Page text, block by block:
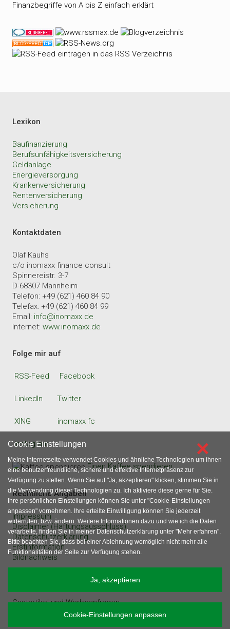
Finanzbegriffe von A bis Z einfach erklärt
Lexikon
Baufinanzierung
Berufsunfähigkeitsversicherung
Geldanlage
Energieversorgung
Krankenversicherung
Rentenversicherung
Versicherung
Kontaktdaten
Olaf Kauhs
c/o inomaxx finance consult
Spinnereistr. 3-7
D-68307 Mannheim
Telefon: +49 (621) 460 84 90
Telefax: +49 (621) 460 84 99
Email: info@inomaxx.de
Internet: www.inomaxx.de
Folge mir auf
RSS-Feed Facebook
LinkedIn Twitter
XING inomaxx fc
Instagram
Einen Kaffee spendieren
Rechtliche Angaben
Impressum
Disclaimer (Haftungsausschluss)
Datenschutzerklärung
Erstinformation
Bildnachweis
Gastartikel und Werbeanfragen
Inhaltsverzeichnis
×
Cookie Einstellungen
Meine Internetseite verwendet Cookies und ähnliche Technologien um ihnen
eine benutzerfreundliche, sichere und effektive Internetpräsenz zur
Verfügung zu stellen. Wenn Sie auf "Ja, akzeptieren" klicken, stimmen Sie in
die Verwendung dieser Technologien zu. Ich aktiviere diese gerne für Sie.
Ihre persönlichen Einstellungen können Sie unter "Cookie-Einstellungen
anpassen" vornehmen. Ihre erteilte Einwilligung können Sie jederzeit
widerrufen, bzw. ändern. Weitere Informationen dazu und wie ich die Daten
verarbeite, finden Sie in meiner Datenschutzerklärung unter "Mehr erfahren".
Bitte beachten Sie, dass bei einer Ablehnung womöglich nicht mehr alle
Funktionalitäten der Seite zur Verfügung stehen.
Ja, akzeptieren
Cookie-Einstellungen anpassen